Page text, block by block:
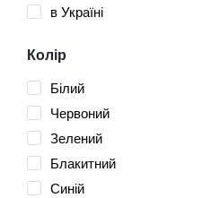
в Україні
Колір
Білий
Червоний
Зелений
Блакитний
Синій